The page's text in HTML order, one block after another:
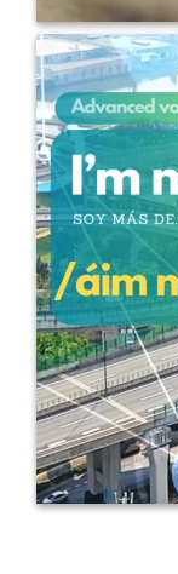
Hoy: “I’m
“I’m more of a
¿Sabías esto? “I’m
una forma
personalidad en
Incorporá
Guardá este
Compartilo con
Clases 100%